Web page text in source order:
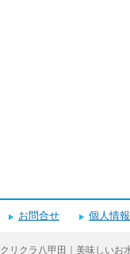
お問合せ 個人情
リクラ八甲田｜美味しいお